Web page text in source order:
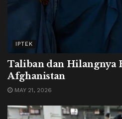
IPTEK
Taliban dan Hilangnya
Afghanistan
MAY 21, 2026